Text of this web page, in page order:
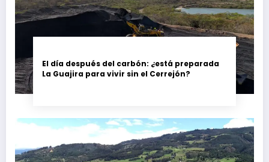
El día después del carbón: ¿está preparada
La Guajira para vivir sin el Cerrejón?